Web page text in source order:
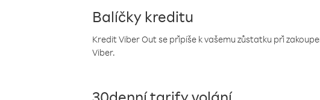
Balíčky kreditu
Kredit Viber Out se připíše k vašemu zůstatku při
Viber.